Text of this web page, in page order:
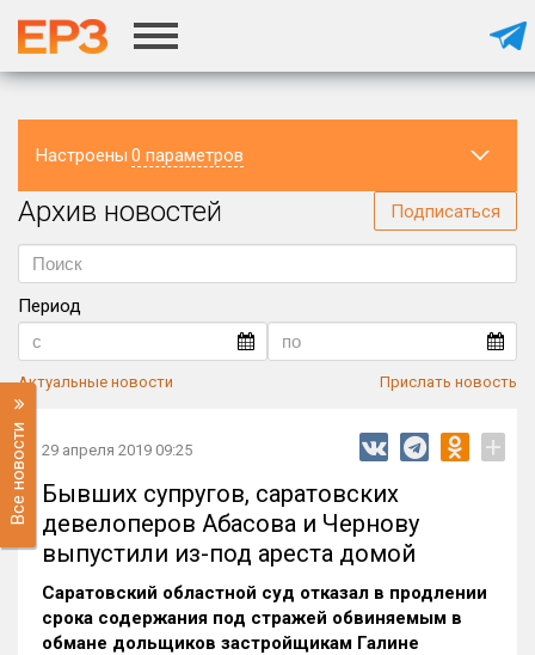
Настроены 0 параметров
Регион
Архив новостей Подписаться
Период
Актуальные новости Прислать новость
Все новости 29 апреля 2019 09:25 +
Бывших супругов, саратовских
девелоперов Абасова и Чернову
выпустили из-под ареста домой
Саратовский областной суд отказал в продлении
срока содержания под стражей обвиняемым в
обмане дольщиков застройщикам Галине